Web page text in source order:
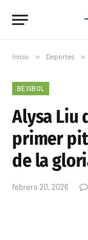
Inicio » Deportes »
BÉISBOL
Alysa Liu
primer
de la
febrero 20, 2026